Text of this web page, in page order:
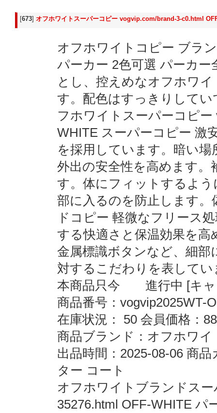
[673] オフホワイトスーパーコピー vogvip.com/brand-3-c0.html
オフホワイトコピー ブラ
パーカー 2色可選 パーカ
とし、控えめなオフホワ
す。配色はすっきりして
フホワイトスーパーコピー
WHITE スーパーコピー 激
を採用しています。暗い
外出の安全性を高めます
す。体にフィットするよ
部に入るのを防止します。
ドコピー 軽微なフリース
する快適さと保温効果を
金属標識ボタンなど、細
対するこだわりを表してい
本商品只今 進行中 [キャ
商品番号：vogvip2025WT-
在庫状況： 50 会員価格：
商品ブランド：オフホワイ
出品時間：2025-08-06 商
ター コート
オフホワイトブランドスー
35276.html OFF-WHITE パ